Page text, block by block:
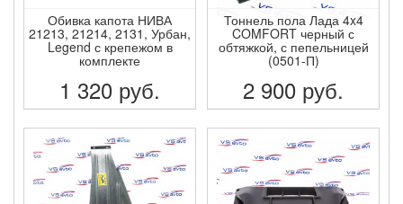
Обивка капота НИВА
21213, 21214, 2131, Урбан,
Legend с крепежом в
комплекте
1 320 руб.
ПОДРОБНЕЕ
Тоннель пола Лада 4x4
COMFORT черный с
обтяжкой, с пепельницей
(0501-П)
2 900 руб.
ПОДРОБНЕЕ